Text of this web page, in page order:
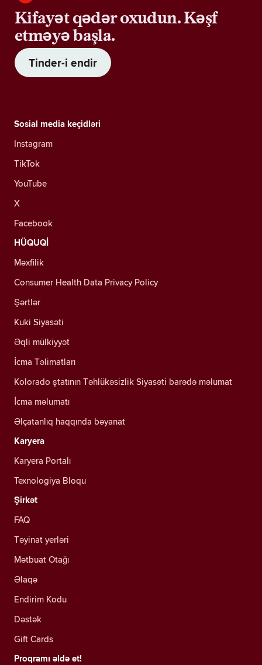
Kifayət qədər oxudun. Kəşf
etməyə başla.
Tinder-i endir
Sosial media keçidləri
Instagram
TikTok
YouTube
X
Facebook
HÜQUQİ
Məxfilik
Consumer Health Data Privacy Policy
Şərtlər
Kuki Siyasəti
Əqli mülkiyyət
İcma Təlimatları
Kolorado ştatının Təhlükəsizlik Siyasəti barədə məlumat
İcma məlumatı
Əlçatanlıq haqqında bəyanat
Karyera
Karyera Portalı
Texnologiya Bloqu
Şirkət
FAQ
Təyinat yerləri
Mətbuat Otağı
Əlaqə
Endirim Kodu
Dəstək
Gift Cards
Proqramı əldə et!